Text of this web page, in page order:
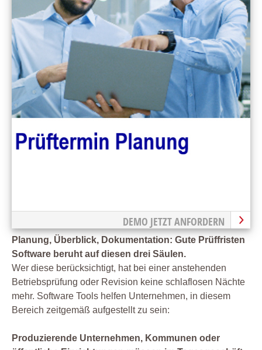
DEMO JETZT ANFORDERN
Planung, Überblick, Dokumentation: Gute Prüffristen
Software beruht auf diesen drei Säulen.
Wer diese berücksichtigt, hat bei einer anstehenden
Betriebsprüfung oder Revision keine schlaflosen Nächte
mehr. Software Tools helfen Unternehmen, in diesem
Bereich zeitgemäß aufgestellt zu sein:
Produzierende Unternehmen, Kommunen oder